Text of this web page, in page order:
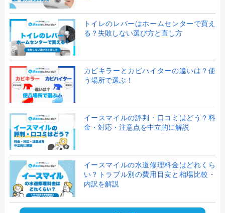
トイレのレバーはホームセンターで買え
る？失敗しない選び方と直し方
カビキラーとカビハイターの違いは？使
う場所で選ぶ！
イースマイルの評判・口コミはどう？料
金・対応・注意点を中立的に解説
イースマイルの水道修理料金はどれくら
い？トラブル別の費用目安と相場比較・
内訳を解説